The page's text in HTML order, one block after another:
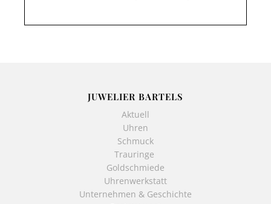
JUWELIER BARTELS
Aktuell
Uhren
Schmuck
Trauringe
Goldschmiede
Uhrenwerkstatt
Unternehmen & Geschichte